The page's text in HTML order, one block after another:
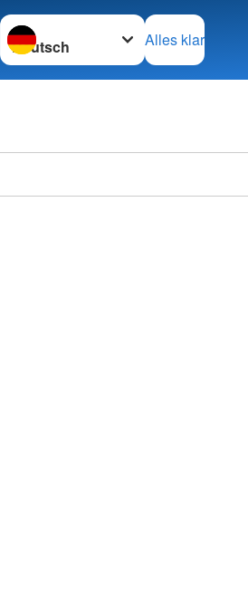
Sprache wechseln zu
Alles klar